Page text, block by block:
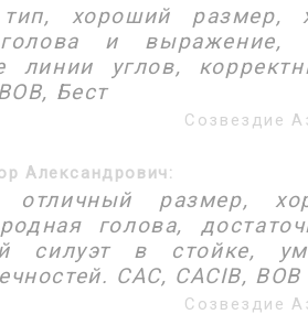
хороший размер,
голова и выражение,
линии углов,
Бест
Созвездие
Александрович:
отличный размер,
голова,
силуэт в стойке,
САС, CACIB, BOB
Созвездие